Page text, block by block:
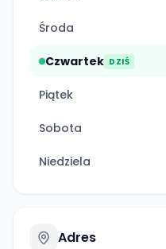
Środa
Czwartek DZIŚ
Piątek
Sobota
Niedziela
Adres